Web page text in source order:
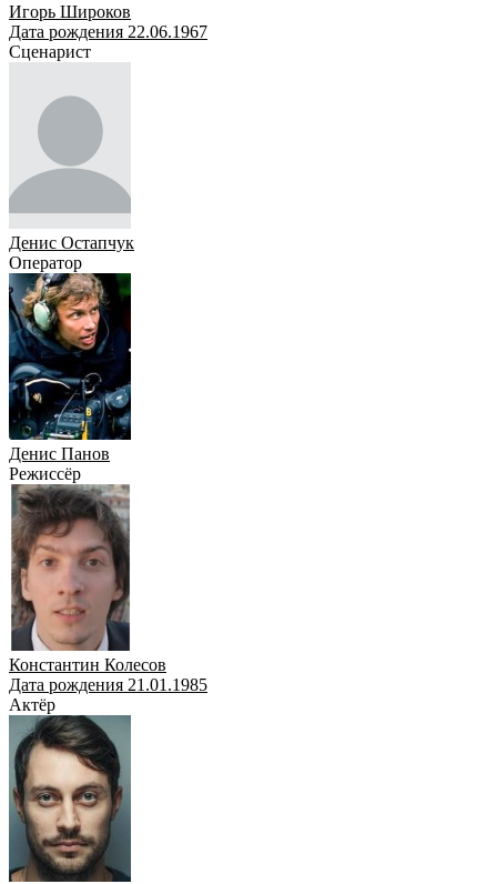
Игорь Широков
Дата рождения 22.06.1967
Сценарист
Денис Остапчук
Оператор
Денис Панов
Режиссёр
Константин Колесов
Дата рождения 21.01.1985
Актёр